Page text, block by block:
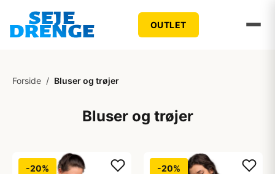
OUTLET
Forside / Bluser og trøjer
Bluser og trøjer
-20% -20%